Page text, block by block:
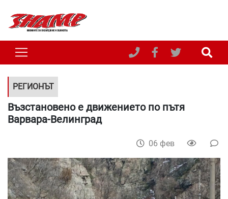
РЕГИОНЪТ
Възстановено е движението по пътя
Варвара-Велинград
06 фев